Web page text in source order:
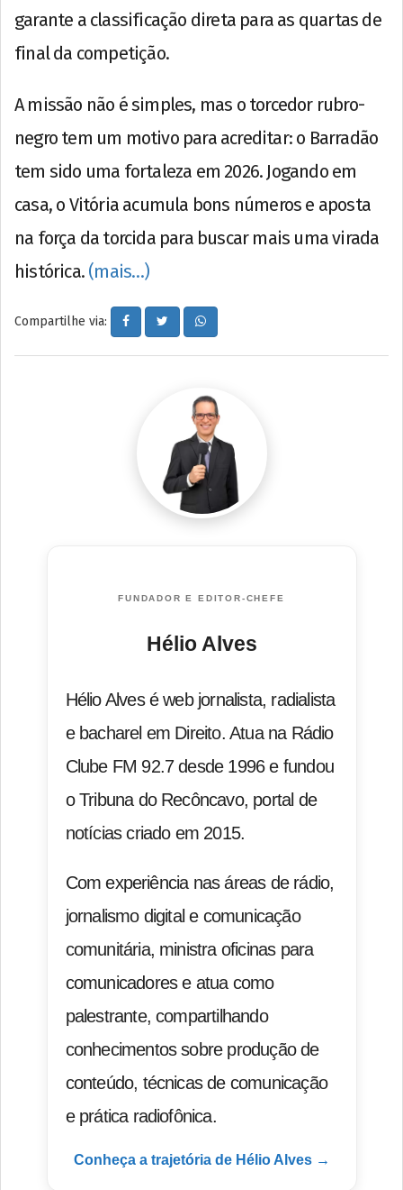
garante a classificação direta para as quartas de
final da competição.
A missão não é simples, mas o torcedor rubro-
negro tem um motivo para acreditar: o Barradão
tem sido uma fortaleza em 2026. Jogando em
casa, o Vitória acumula bons números e aposta
na força da torcida para buscar mais uma virada
histórica. (mais…)
Compartilhe via:
FUNDADOR E EDITOR-CHEFE
Hélio Alves
Hélio Alves é web jornalista, radialista
e bacharel em Direito. Atua na Rádio
Clube FM 92.7 desde 1996 e fundou
o Tribuna do Recôncavo, portal de
notícias criado em 2015.
Com experiência nas áreas de rádio,
jornalismo digital e comunicação
comunitária, ministra oficinas para
comunicadores e atua como
palestrante, compartilhando
conhecimentos sobre produção de
conteúdo, técnicas de comunicação
e prática radiofônica.
Conheça a trajetória de Hélio Alves →